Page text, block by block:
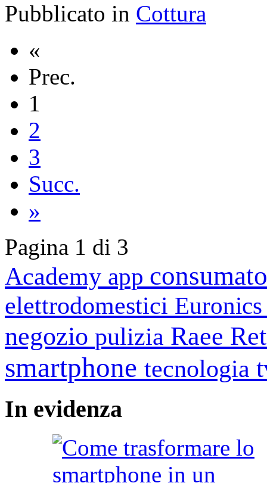
Pubblicato in Cottura
«
Prec.
1
2
3
Succ.
»
Pagina 1 di 3
Academy app
elettrodomestici
negozio pulizia Raee
smartphone tecnologia
In evidenza